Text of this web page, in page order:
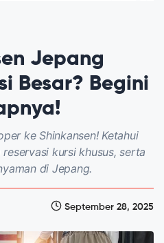
Jepang
Besar? Begini
ke Shinkansen! Ketahui
kursi khusus, serta
di Jepang.
September 28, 2025